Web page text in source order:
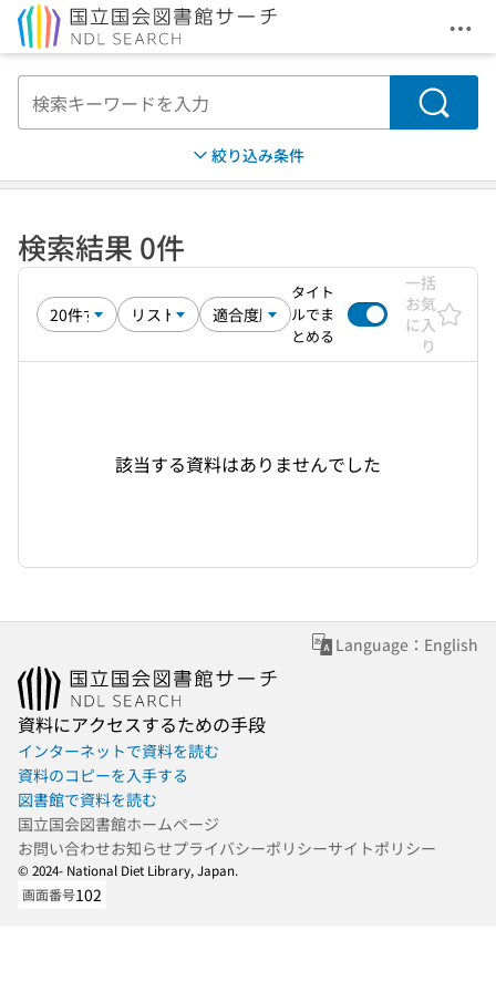
メ
検索
絞り込み条件
検索結果 0件
タイト
ルでま
とめる
一括
お気
に入
り
該当する資料はありませんでした
Language：English
資料にアクセスするための手段
インターネットで資料を読む
資料のコピーを入手する
図書館で資料を読む
国立国会図書館ホームページ
お問い合わせお知らせプライバシーポリシーサイトポリシー
© 2024- National Diet Library, Japan.
画面番号102